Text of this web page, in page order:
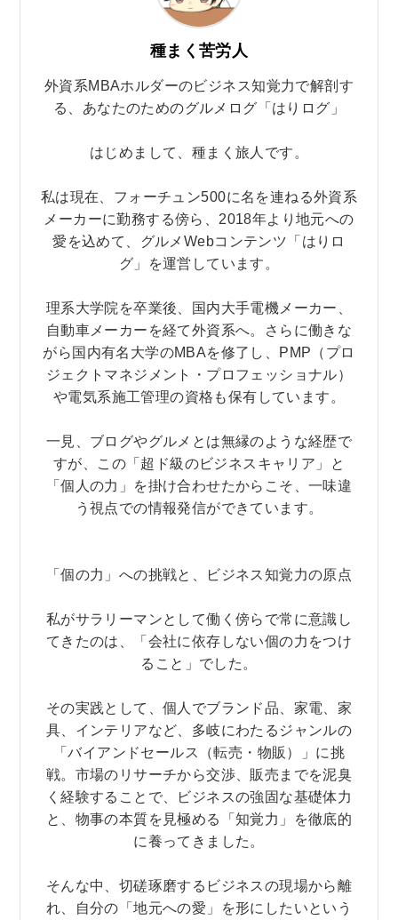
種まく苦労人
外資系MBAホルダーのビジネス知覚力で解剖す
る、あなたのためのグルメログ「はりログ」
はじめまして、種まく旅人です。
私は現在、フォーチュン500に名を連ねる外資系
メーカーに勤務する傍ら、2018年より地元への
愛を込めて、グルメWebコンテンツ「はりロ
グ」を運営しています。
理系大学院を卒業後、国内大手電機メーカー、
自動車メーカーを経て外資系へ。さらに働きな
がら国内有名大学のMBAを修了し、PMP（プロ
ジェクトマネジメント・プロフェッショナル）
や電気系施工管理の資格も保有しています。
一見、ブログやグルメとは無縁のような経歴で
すが、この「超ド級のビジネスキャリア」と
「個人の力」を掛け合わせたからこそ、一味違
う視点での情報発信ができています。
「個の力」への挑戦と、ビジネス知覚力の原点
私がサラリーマンとして働く傍らで常に意識し
てきたのは、「会社に依存しない個の力をつけ
ること」でした。
その実践として、個人でブランド品、家電、家
具、インテリアなど、多岐にわたるジャンルの
「バイアンドセールス（転売・物販）」に挑
戦。市場のリサーチから交渉、販売までを泥臭
く経験することで、ビジネスの強固な基礎体力
と、物事の本質を見極める「知覚力」を徹底的
に養ってきました。
そんな中、切磋琢磨するビジネスの現場から離
れ、自分の「地元への愛」を形にしたいという